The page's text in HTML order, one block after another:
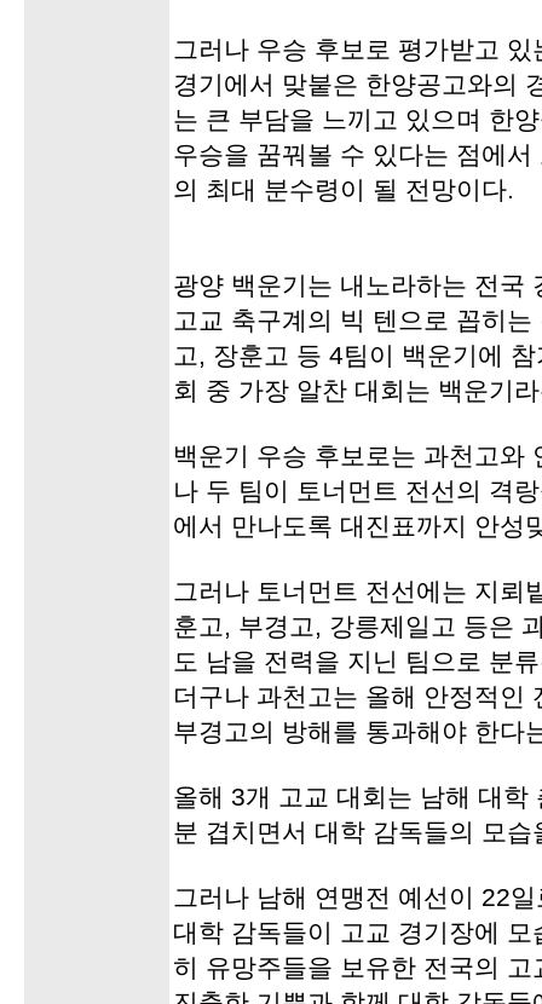
그러나 우승 후보로 평가받고
경기에서 맞붙은 한양공고와의
는 큰 부담을 느끼고 있으며 한
우승을 꿈꿔볼 수 있다는 점에
의 최대 분수령이 될 전망이다.
광양 백운기는 내노라하는 전국
고교 축구계의 빅 텐으로 꼽히
고, 장훈고 등 4팀이 백운기에
회 중 가장 알찬 대회는 백운기
백운기 우승 후보로는 과천고와
나 두 팀이 토너먼트 전선의 격
에서 만나도록 대진표까지 안성
그러나 토너먼트 전선에는 지뢰
훈고, 부경고, 강릉제일고 등은
도 남을 전력을 지닌 팀으로 분
더구나 과천고는 올해 안정적인
부경고의 방해를 통과해야 한다
올해 3개 고교 대회는 남해 대학
분 겹치면서 대학 감독들의 모
그러나 남해 연맹전 예선이 22
대학 감독들이 고교 경기장에
히 유망주들을 보유한 전국의